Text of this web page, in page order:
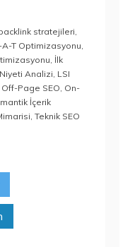
stratejileri
A-T Optimizasyonu
İlk
Niyeti Analizi LSI
Off-Page SEO On-
İçerik
Teknik SEO